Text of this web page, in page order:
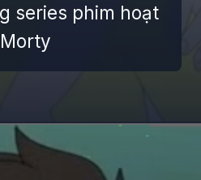
series phim hoạt
anime-tv